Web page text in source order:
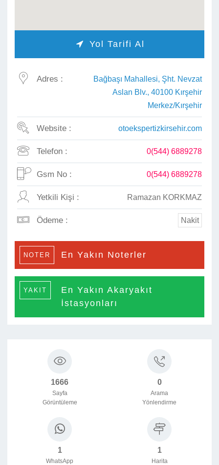
 Yol Tarifi Al
Adres :
Bağbaşı Mahallesi, Şht. Nevzat
Aslan Blv., 40100 Kırşehir
Merkez/Kırşehir
Website : otoekspertizkirsehir.com
Telefon : 0(544) 6889278
Gsm No : 0(544) 6889278
Yetkili Kişi : Ramazan KORKMAZ
Ödeme : Nakit
NOTER En Yakın Noterler
YAKIT
En Yakın Akaryakıt
İstasyonları
1666
Sayfa
Görüntüleme
0
Arama
Yönlendirme

1
WhatsApp
1
Harita